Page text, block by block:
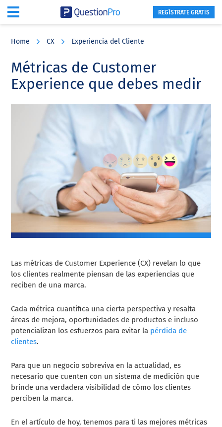
content
sidebar
REGÍSTRATE GRATIS
Home CX Experiencia del Cliente
Métricas de Customer
Experience que debes medir
Las métricas de Customer Experience (CX) revelan lo que
los clientes realmente piensan de las experiencias que
reciben de una marca.
Cada métrica cuantifica una cierta perspectiva y resalta
áreas de mejora, oportunidades de productos e incluso
potencializan los esfuerzos para evitar la pérdida de
clientes.
Para que un negocio sobreviva en la actualidad, es
necesario que cuenten con un sistema de medición que
brinde una verdadera visibilidad de cómo los clientes
perciben la marca.
En el artículo de hoy, tenemos para ti las mejores métricas